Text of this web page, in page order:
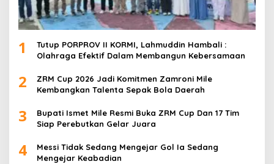
1
Tutup PORPROV II KORMI, Lahmuddin Hambali :
Olahraga Efektif Dalam Membangun Kebersamaan
2
ZRM Cup 2026 Jadi Komitmen Zamroni Mile
Kembangkan Talenta Sepak Bola Daerah
3
Bupati Ismet Mile Resmi Buka ZRM Cup Dan 17 Tim
Siap Perebutkan Gelar Juara
4
Messi Tidak Sedang Mengejar Gol Ia Sedang
Mengejar Keabadian